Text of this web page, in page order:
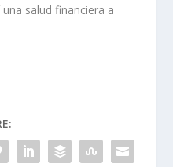
salud financiera a